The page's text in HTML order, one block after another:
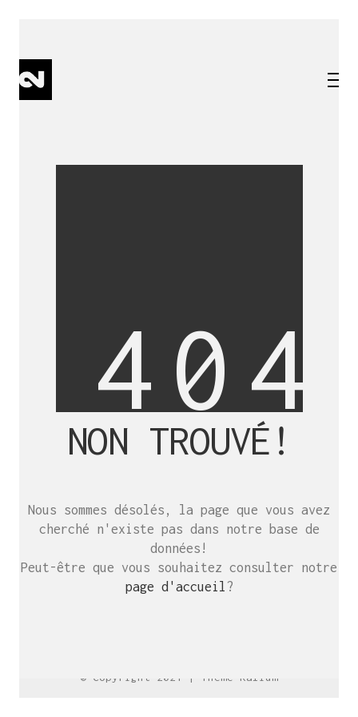
4 0 4
NON TROUVÉ!
Nous sommes désolés, la page que vous avez
cherché n'existe pas dans notre base de
données!
Peut-être que vous souhaitez consulter notre
page d'accueil ?
C’est toujours mieux de se voir
afin de parler le même langage.
atelier@crayon-noir.re
© Copyright 2021 | Thème Kalium